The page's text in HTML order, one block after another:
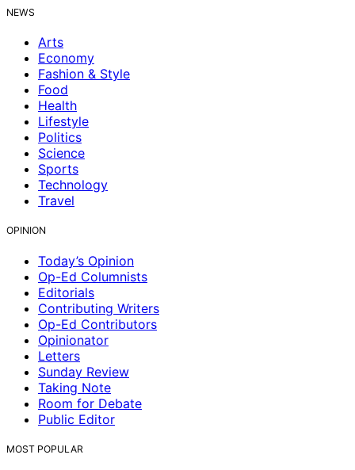
NEWS
Arts
Economy
Fashion & Style
Food
Health
Lifestyle
Politics
Science
Sports
Technology
Travel
OPINION
Today’s Opinion
Op-Ed Columnists
Editorials
Contributing Writers
Op-Ed Contributors
Opinionator
Letters
Sunday Review
Taking Note
Room for Debate
Public Editor
MOST POPULAR